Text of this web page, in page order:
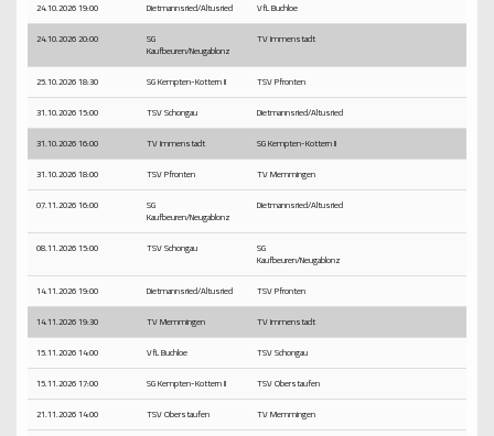
24.10.2026 19:00 Dietmannsried/Altusried VfL Buchloe
24.10.2026 20:00
SG
Kaufbeuren/Neugablonz
TV Immenstadt
25.10.2026 18:30 SG Kempten-Kottern II TSV Pfronten
31.10.2026 15:00 TSV Schongau Dietmannsried/Altusried
31.10.2026 16:00 TV Immenstadt SG Kempten-Kottern II
31.10.2026 18:00 TSV Pfronten TV Memmingen
07.11.2026 16:00
SG
Kaufbeuren/Neugablonz
Dietmannsried/Altusried
08.11.2026 15:00 TSV Schongau
SG
Kaufbeuren/Neugablonz
14.11.2026 19:00 Dietmannsried/Altusried TSV Pfronten
14.11.2026 19:30 TV Memmingen TV Immenstadt
15.11.2026 14:00 VfL Buchloe TSV Schongau
15.11.2026 17:00 SG Kempten-Kottern II TSV Oberstaufen
21.11.2026 14:00 TSV Oberstaufen TV Memmingen